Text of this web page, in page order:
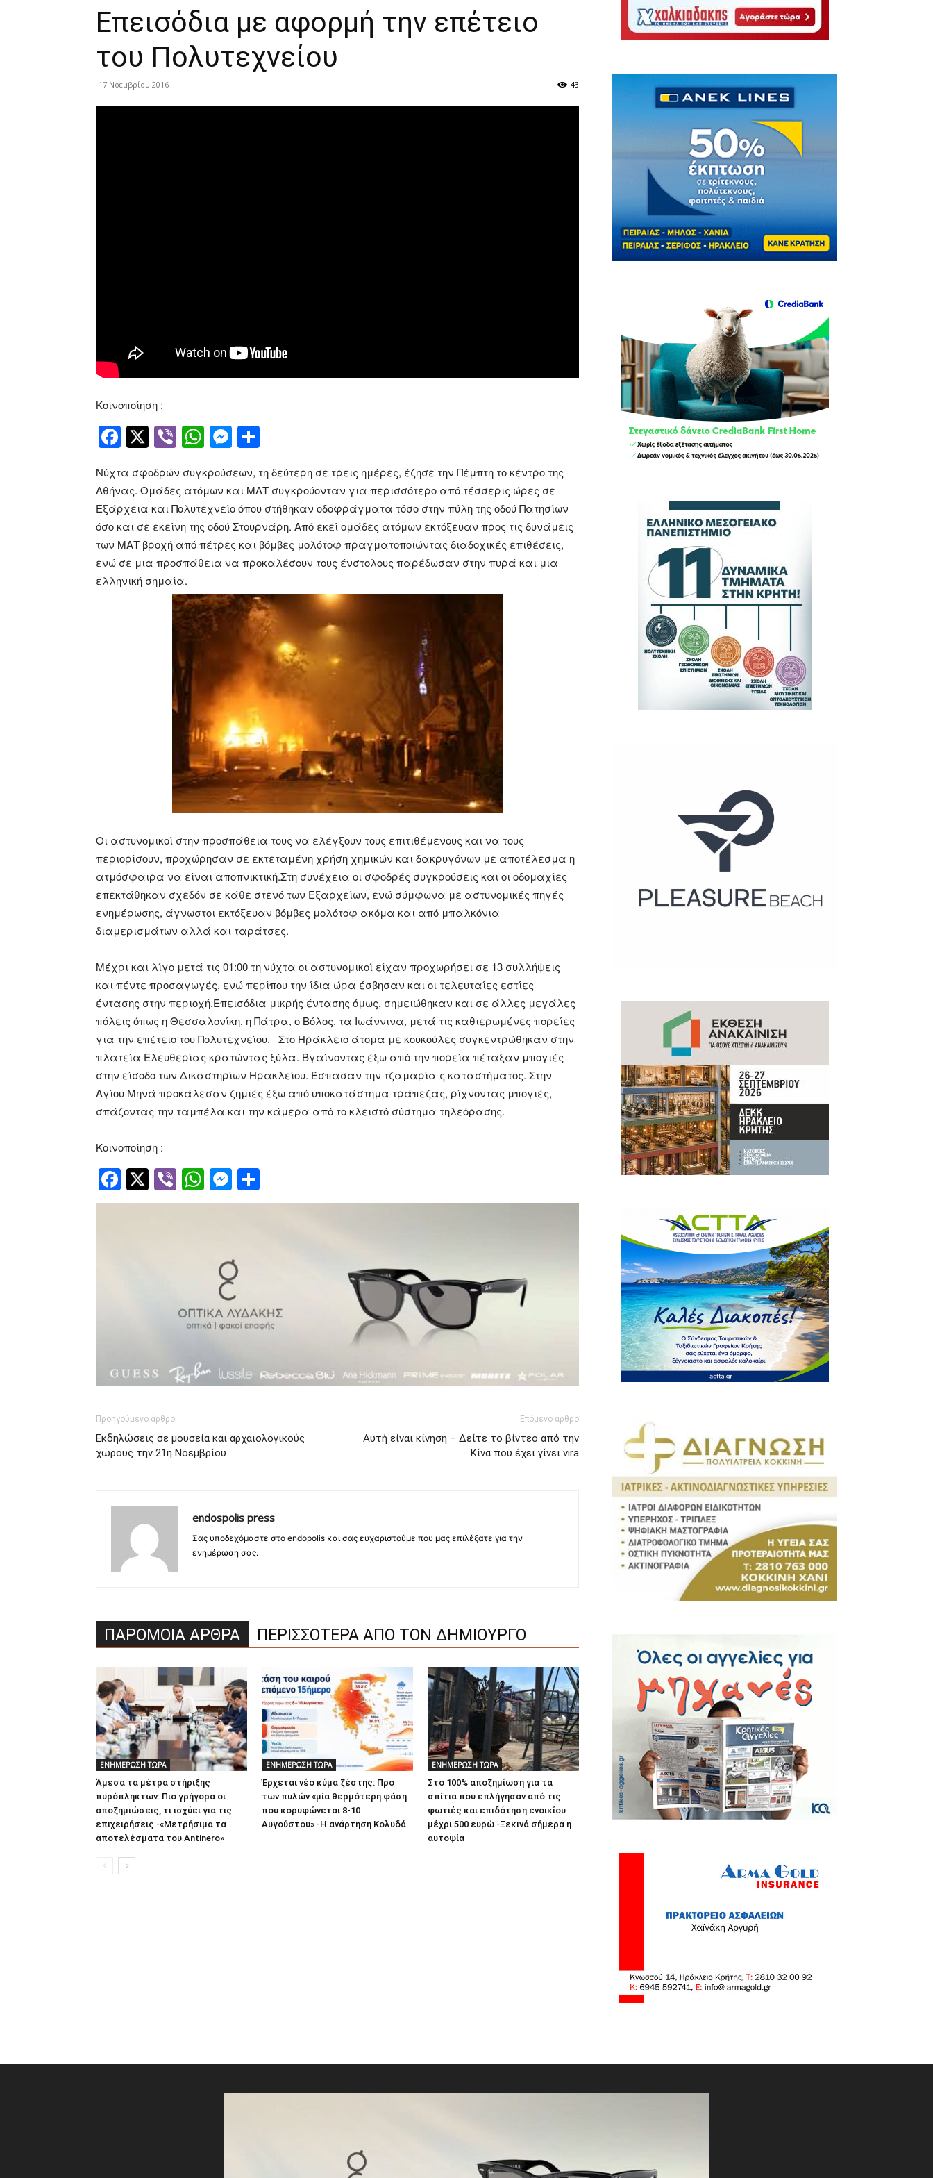
Επεισόδια με αφορμή την επέτειο
του Πολυτεχνείου
17 Νοεμβρίου 2016 43
Κοινοποίηση :
Facebook
Twitter
ViberWhatsApp
Messenger
Νύχτα σφοδρών συγκρούσεων, τη δεύτερη σε τρεις ημέρες, έζησε την Πέμπτη το κέντρο της
Αθήνας. Ομάδες ατόμων και ΜΑΤ συγκρούονταν για περισσότερο από τέσσερις ώρες σε
Εξάρχεια και Πολυτεχνείο όπου στήθηκαν οδοφράγματα τόσο στην πύλη της οδού Πατησίων
όσο και σε εκείνη της οδού Στουρνάρη. Από εκεί ομάδες ατόμων εκτόξευαν προς τις δυνάμεις
των ΜΑΤ βροχή από πέτρες και βόμβες μολότοφ πραγματοποιώντας διαδοχικές επιθέσεις,
ενώ σε μια προσπάθεια να προκαλέσουν τους ένστολους παρέδωσαν στην πυρά και μια
ελληνική σημαία.
Οι αστυνομικοί στην προσπάθεια τους να ελέγξουν τους επιτιθέμενους και να τους
περιορίσουν, προχώρησαν σε εκτεταμένη χρήση χημικών και δακρυγόνων με αποτέλεσμα η
ατμόσφαιρα να είναι αποπνικτική.Στη συνέχεια οι σφοδρές συγκρούσεις και οι οδομαχίες
επεκτάθηκαν σχεδόν σε κάθε στενό των Εξαρχείων, ενώ σύμφωνα με αστυνομικές πηγές
ενημέρωσης, άγνωστοι εκτόξευαν βόμβες μολότοφ ακόμα και από μπαλκόνια
διαμερισμάτων αλλά και ταράτσες.
Μέχρι και λίγο μετά τις 01:00 τη νύχτα οι αστυνομικοί είχαν προχωρήσει σε 13 συλλήψεις
και πέντε προσαγωγές, ενώ περίπου την ίδια ώρα έσβησαν και οι τελευταίες εστίες
έντασης στην περιοχή.Επεισόδια μικρής έντασης όμως, σημειώθηκαν και σε άλλες μεγάλες
πόλεις όπως η Θεσσαλονίκη, η Πάτρα, ο Βόλος, τα Ιωάννινα, μετά τις καθιερωμένες πορείες
για την επέτειο του Πολυτεχνείου. Στο Ηράκλειο άτομα με κουκούλες συγκεντρώθηκαν στην
πλατεία Ελευθερίας κρατώντας ξύλα. Βγαίνοντας έξω από την πορεία πέταξαν μπογιές
στην είσοδο των Δικαστηρίων Ηρακλείου. Έσπασαν την τζαμαρία ς καταστήματος. Στην
Αγίου Μηνά προκάλεσαν ζημιές έξω από υποκατάστημα τράπεζας, ρίχνοντας μπογιές,
σπάζοντας την ταμπέλα και την κάμερα από το κλειστό σύστημα τηλεόρασης.
Κοινοποίηση :
Facebook
Twitter
ViberWhatsApp
Messenger
Προηγούμενο άρθρο
Εκδηλώσεις σε μουσεία και αρχαιολογικούς
χώρους την 21η Νοεμβρίου
Επόμενο άρθρο
Αυτή είναι κίνηση – Δείτε το βίντεο από την
Κίνα που έχει γίνει vira
endospolis press
Σας υποδεχόμαστε στο endopolis και σας ευχαριστούμε που μας επιλέξατε για την
ενημέρωση σας.
ΠΑΡΟΜΟΙΑ ΑΡΘΡΑ ΠΕΡΙΣΣΟΤΕΡΑ ΑΠΟ ΤΟΝ ΔΗΜΙΟΥΡΓΟ
ΕΝΗΜΕΡΩΣΗ ΤΩΡΑ
Άμεσα τα μέτρα στήριξης
πυρόπληκτων: Πιο γρήγορα οι
αποζημιώσεις, τι ισχύει για τις
επιχειρήσεις -«Μετρήσιμα τα
αποτελέσματα του Αntinero»
ΕΝΗΜΕΡΩΣΗ ΤΩΡΑ
Έρχεται νέο κύμα ζέστης: Προ
των πυλών «μία θερμότερη φάση
που κορυφώνεται 8-10
Αυγούστου» -Η ανάρτηση Κολυδά
ΕΝΗΜΕΡΩΣΗ ΤΩΡΑ
Στο 100% αποζημίωση για τα
σπίτια που επλήγησαν από τις
φωτιές και επιδότηση ενοικίου
μέχρι 500 ευρώ -Ξεκινά σήμερα η
αυτοψία